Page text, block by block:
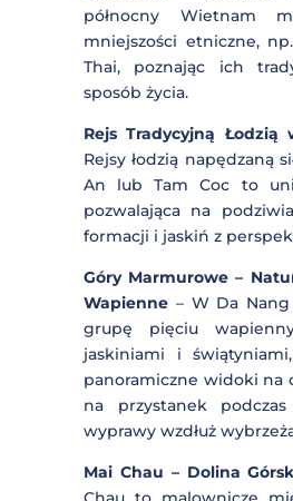
wspinaczki. Widoki z
oferują piękne panoramy
Jazda Poza Utartymi
Górskie Trasy i Tarasy
Odkrywanie mniej
w północnym
pętla Ha Giang czy
zapierające dech w
gór, tarasów ryżowych i
Mniejszości Etniczne
Spotkania– Podczas
północny Wietnam
mniejszości etniczne,
Thai, poznając ich
sposób życia.
Rejs Tradycyjną Łodzią
Rejsy łodzią